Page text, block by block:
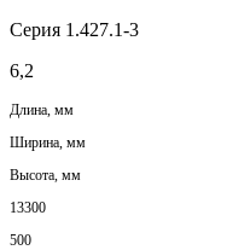
Серия 1.427.1-3
6,2
Длина, мм
Ширина, мм
Высота, мм
13300
500